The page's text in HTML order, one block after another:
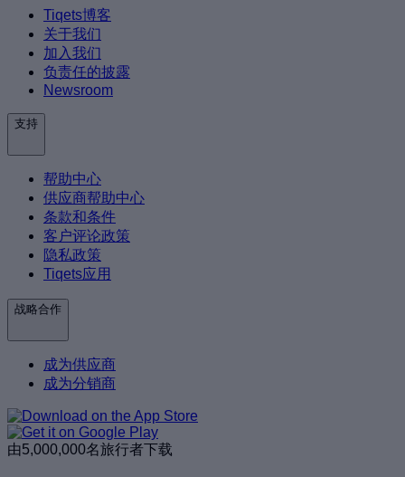
Tiqets博客
关于我们
加入我们
负责任的披露
Newsroom
支持
帮助中心
供应商帮助中心
条款和条件
客户评论政策
隐私政策
Tiqets应用
战略合作
成为供应商
成为分销商
由5,000,000名旅行者下载